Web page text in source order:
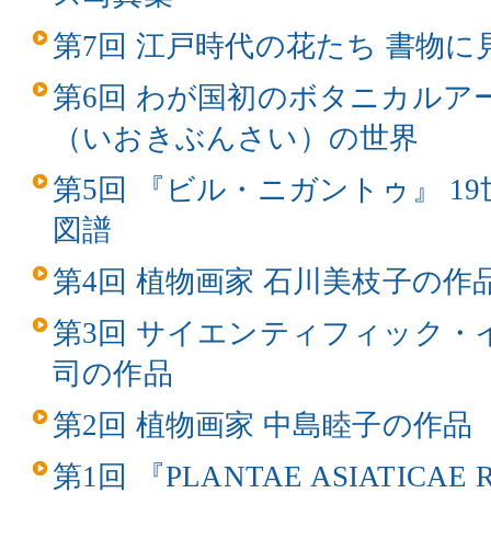
第7回 江戸時代の花たち 書物に
第6回 わが国初のボタニカルア
（いおきぶんさい）の世界
第5回 『ビル・ニガントゥ』
図譜
第4回 植物画家 石川美枝子の作
第3回 サイエンティフィック・
司の作品
第2回 植物画家 中島睦子の作品
第1回 『PLANTAE ASIATICAE